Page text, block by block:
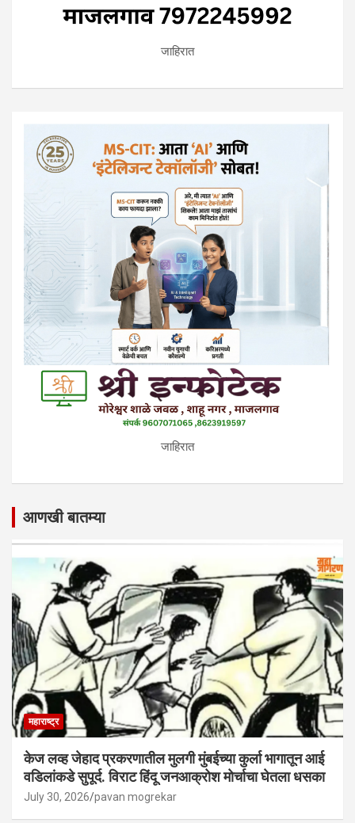
जाहिरात
जाहिरात
आणखी बातम्या
महाराष्ट्र
केज लव्ह जेहाद प्रकरणातील मुलगी मुंबईच्या कुर्ला भागातून आई
वडिलांकडे सुपूर्द. विराट हिंदू जनआक्रोश मोर्चाचा घेतला धसका
July 30, 2026 pavan mogrekar